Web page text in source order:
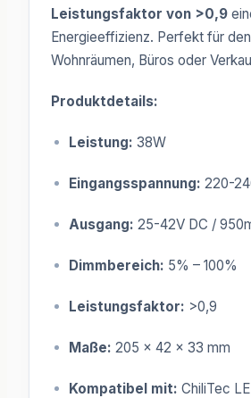
Leistungsfaktor von >0,9
Energieeffizienz. Perfekt für
Wohnräumen, Büros oder
Produktdetails:
Leistung: 38W
Eingangsspannung: 220-
Ausgang: 25-42V DC /
Dimmbereich: 5% – 100%
Leistungsfaktor: >0,9
Maße: 205 x 42 x 33 mm
Kompatibel mit: ChiliTec